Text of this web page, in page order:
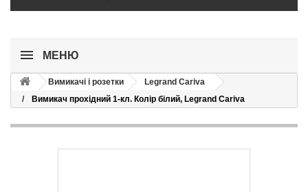
МЕНЮ
Вимикачі і розетки
Legrand Cariva
Вимикач прохідний 1-кл. Колір білий, Legrand Cariva